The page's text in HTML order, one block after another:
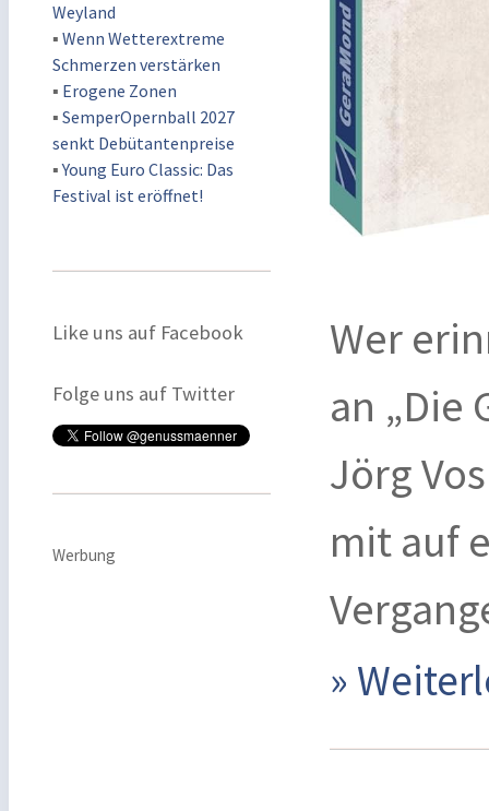
Weyland
▪ Wenn Wetterextreme
Schmerzen verstärken
▪ Erogene Zonen
▪ SemperOpernball 2027
senkt Debütantenpreise
▪Young Euro Classic: Das
Festival ist eröffnet!
Like uns auf Facebook
Folge uns auf Twitter
Werbung
Wer
an „Die
Jörg
mit auf
»